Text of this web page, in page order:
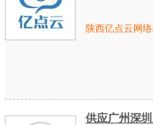
陕西亿点云网
供应广州深